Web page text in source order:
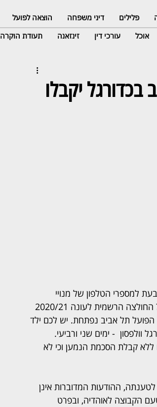
פלילים דיני משפחה הוצאה לפועל
אוכל עורכי דין זינזאנה תעודת הוקרה
יקבלו
למספרי הטלפון של מנויי
תל אביב נפתחת. יש לכם ילד
מגרש הכדורגל וולפסון  - ימים שני ורביעי.
ללא קבלת הסכמת הנמען וכי לא
ההודעות המדוברות אינן
הקבוצה לאוהדיה, ובפרט